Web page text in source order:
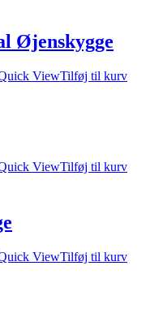
Øjenskygge
Tilføj til kurv
View
Tilføj til kurv
View
Tilføj til kurv
View